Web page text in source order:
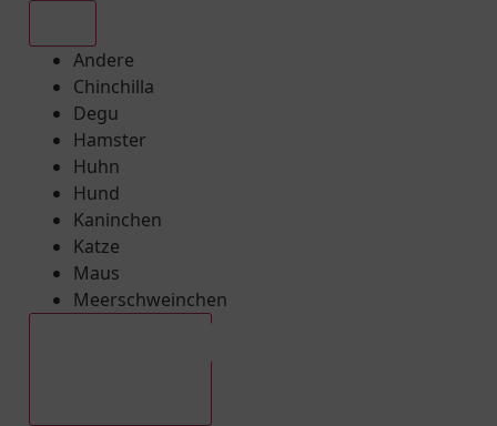
Andere
Chinchilla
Degu
Hamster
Huhn
Hund
Kaninchen
Katze
Maus
Meerschweinchen